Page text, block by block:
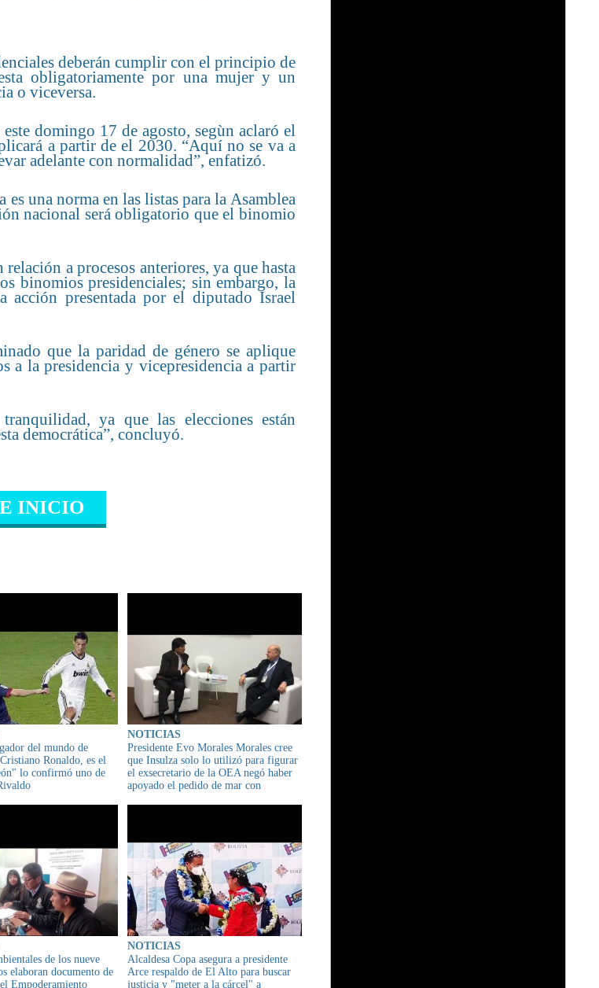
deberán cumplir con el principio de
obligatoriamente por una mujer y un
o viceversa.
domingo 17 de agosto, segùn aclaró el
a partir de el 2030. “Aquí no se va a
adelante con normalidad”, enfatizó.
una norma en las listas para la Asamblea
nacional será obligatorio que el binomio
a procesos anteriores, ya que hasta
binomios presidenciales; sin embargo, la
presentada por el diputado Israel
que la paridad de género se aplique
a la presidencia y vicepresidencia a partir
ya que las elecciones están
democrática”, concluyó.
INICIO
del mundo de
Ronaldo, es el
lo confirmó uno de
NOTICIAS
Presidente Evo Morales Morales cree
que Insulza solo lo utilizó para figurar
el exsecretario de la OEA negó haber
apoyado el pedido de mar con
de los nueve
elaboran documento de
Empoderamiento
NOTICIAS
Alcaldesa Copa asegura a presidente
Arce respaldo de El Alto para buscar
justicia y "meter a la cárcel" a